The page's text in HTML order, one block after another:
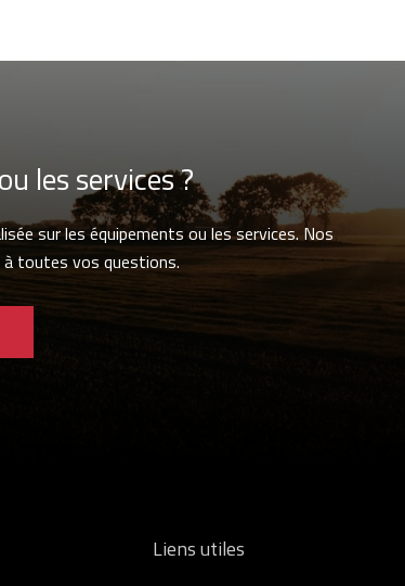
les services ?
sur les équipements ou les services. Nos
toutes vos questions.
Liens utiles